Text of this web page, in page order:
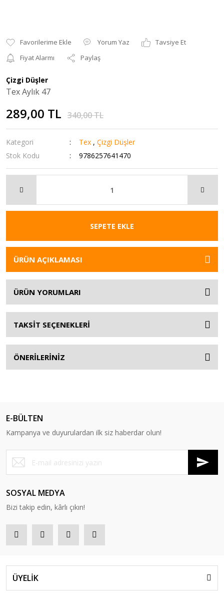
Yorum Yaz
Tavsiye Et
Fiyat Alarmı
Paylaş
Çizgi Düşler
Tex Aylık 47
289,00 TL 340,00 TL
Kategori Tex ,Çizgi Düşler
Stok Kodu
9786257641470
SEPETE EKLE
ÜRÜN AÇIKLAMASI
ÜRÜN YORUMLARI
TAKSİT SEÇENEKLERİ
ÖNERİLERİNİZ
E-BÜLTEN
Kampanya ve duyurulardan ilk siz haberdar olun!
SOSYAL MEDYA
Bizi takip edin, kârlı çıkın!
ÜYELİK